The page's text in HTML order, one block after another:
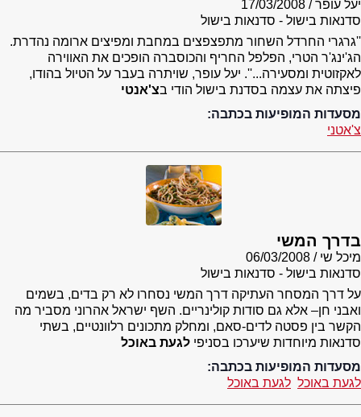
יעל עופר
17/03/2008
סדנאות בישול - סדנאות בישול
''גרגרי החרדל השחור מתפצפצים במחבת ומפיצים ארומה נהדרת.
הג'ינג'ר הטרי, הפלפל החריף והכוסברה הופכים את האווירה
לאקזוטית ומסעירה...''. יעל עופר, שויתרה בעבר על הטיול בהודו,
פיצתה את עצמה בסדנת בישול הודי בצ'אנטי
מסעדות המופיעות בכתבה:
צ'אטני
בדרך המשי
מיכל שי
06/03/2008
סדנאות בישול - סדנאות בישול
על דרך המסחר העתיקה דרך המשי נסחרו לא רק בדים, בשמים
ואבני חן– אלא גם סודות קולינריים. השף ישראל אהרוני מסביר מה
הקשר בין פסטה לדים-סאם, ומחלק מתכונים רלוונטיים, בשתי
סדנאות מיוחדות שיערכו בסניפי לגעת באוכל
מסעדות המופיעות בכתבה:
לגעת באוכל לגעת באוכל